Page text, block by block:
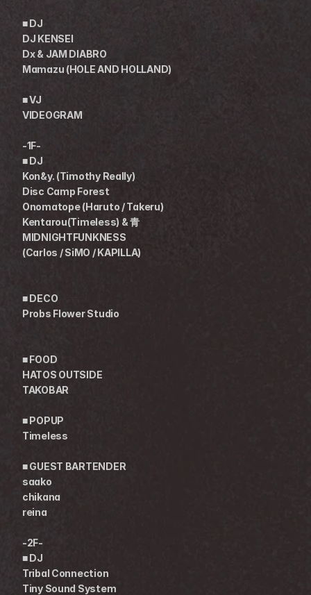
■ DJ
DJ KENSEI
Dx & JAM DIABRO
Mamazu (HOLE AND HOLLAND)
■ VJ
VIDEOGRAM
-1F-
■ DJ
Kon&y. (Timothy Really)
Disc Camp Forest
Onomatope (Haruto / Takeru)
Kentarou(Timeless) & 青
MIDNIGHTFUNKNESS
(Carlos / SiMO / KAPILLA)
■ DECO
Probs Flower Studio
■ FOOD
HATOS OUTSIDE
TAKOBAR
■ POPUP
Timeless
■ GUEST BARTENDER
saako
chikana
reina
-2F-
■ DJ
Tribal Connection
Tiny Sound System